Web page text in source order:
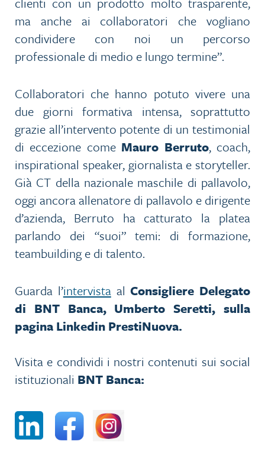
ma anche ai collaboratori che vogliano
condividere con noi un percorso
professionale di medio e lungo termine”.
Collaboratori che hanno potuto vivere una
due giorni formativa intensa, soprattutto
grazie all’intervento potente di un testimonial
di eccezione come Mauro Berruto, coach,
inspirational speaker, giornalista e storyteller.
Già CT della nazionale maschile di pallavolo,
oggi ancora allenatore di pallavolo e dirigente
d’azienda, Berruto ha catturato la platea
parlando dei “suoi” temi: di formazione,
teambuilding e di talento.
Guarda l’intervistaalConsigliere Delegato
di BNT Banca, Umberto Seretti, sulla
pagina Linkedin PrestiNuova.
Visita e condividi i nostri contenuti sui social
istituzionali BNT Banca: